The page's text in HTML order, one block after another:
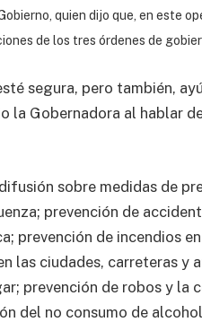
quien dijo que, en este
de los tres órdenes de
segura, pero también,
la Gobernadora al hablar
sobre medidas de
prevención de
prevención de incendios
las ciudades, carreteras y
prevención de robos y la
del no consumo de